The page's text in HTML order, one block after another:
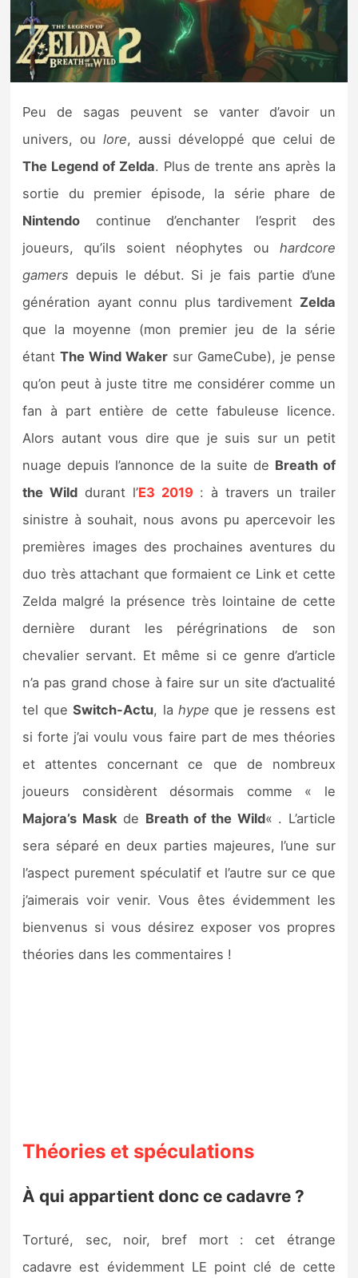
Nintendo Direct
Tests et previews
Tests de jeux
Tests d’accessoires
Autres tests
Previews
Précommandes
Précommandes jeux Switch 2
Sorties de jeux
Bons plans
Guides
Peu de sagas peuvent se vanter d’avoir un
univers, oulore, aussi développé que celui de
The Legend of Zelda. Plus de trente ans après la
sortie du premier épisode, la série phare de
Nintendo continue d’enchanter l’esprit des
joueurs, qu’ils soient néophytes ou hardcore
gamers depuis le début. Si je fais partie d’une
génération ayant connu plus tardivement Zelda
que la moyenne (mon premier jeu de la série
étantThe Wind Waker sur GameCube), je pense
qu’on peut à juste titre me considérer comme un
fan à part entière de cette fabuleuse licence.
Alors autant vous dire que je suis sur un petit
nuage depuis l’annonce de la suite de Breath of
the Wild durant l’E3 2019 : à travers un trailer
sinistre à souhait, nous avons pu apercevoir les
premières images des prochaines aventures du
duo très attachant que formaient ce Link et cette
Zelda malgré la présence très lointaine de cette
dernière durant les pérégrinations de son
chevalier servant. Et même si ce genre d’article
n’a pas grand chose à faire sur un site d’actualité
tel queSwitch-Actu, la hype que je ressens est
si forte j’ai voulu vous faire part de mes théories
et attentes concernant ce que de nombreux
joueurs considèrent désormais comme « le
Majora’s Mask de Breath of the Wild« . L’article
sera séparé en deux parties majeures, l’une sur
l’aspect purement spéculatif et l’autre sur ce que
j’aimerais voir venir. Vous êtes évidemment les
bienvenus si vous désirez exposer vos propres
théories dans les commentaires !
Théories et spéculations
À qui appartient donc ce cadavre ?
Torturé, sec, noir, bref mort : cet étrange
cadavre est évidemment LE point clé de cette